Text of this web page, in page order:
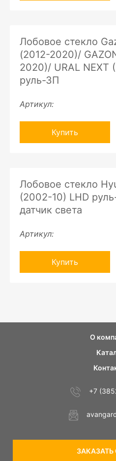
Лобовое стекло
(2012-2020)/
2020)/ URAL NEXT
руль-ЗП
Артикул:
Купить
Лобовое стекло
(2002-10) LHD
датчик света
Артикул:
Купить
О
+7
ЗАКАЗАТЬ